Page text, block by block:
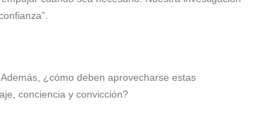
¿cómo deben aprovecharse estas
conciencia y convicción?